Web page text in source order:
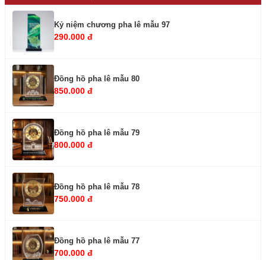
Kỷ niệm chương pha lê mẫu 97
290.000 đ
Đồng hồ pha lê mẫu 80
850.000 đ
Đồng hồ pha lê mẫu 79
800.000 đ
Đồng hồ pha lê mẫu 78
750.000 đ
Đồng hồ pha lê mẫu 77
700.000 đ